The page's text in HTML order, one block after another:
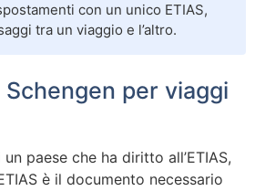
con un unico ETIAS,
tra un viaggio e l’altro.
Schengen per viaggi
paese che ha diritto all’ETIAS,
è il documento necessario